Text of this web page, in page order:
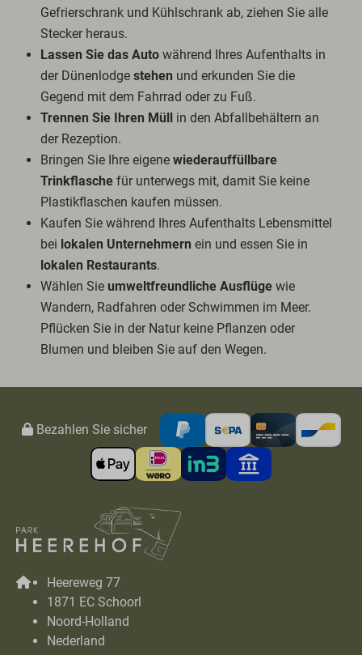
Gefrierschrank und Kühlschrank ab, ziehen Sie alle
Stecker heraus.
Lassen Sie das Auto während Ihres Aufenthalts in
der Dünenlodgestehen und erkunden Sie die
Gegend mit dem Fahrrad oder zu Fuß.
Trennen Sie Ihren Müll in den Abfallbehältern an
der Rezeption.
Bringen Sie Ihre eigenewiederauffüllbare
Trinkflasche für unterwegs mit, damit Sie keine
Plastikflaschen kaufen müssen.
Kaufen Sie während Ihres Aufenthalts Lebensmittel
bei lokalen Unternehmern ein und essen Sie in
lokalen Restaurants.
Wählen Sieumweltfreundliche Ausflüge wie
Wandern, Radfahren oder Schwimmen im Meer.
Pflücken Sie in der Natur keine Pflanzen oder
Blumen und bleiben Sie auf den Wegen.
Bezahlen Sie sicher
Heereweg 77
1871 EC Schoorl
Noord-Holland
Nederland